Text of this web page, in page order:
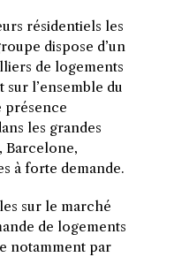
résidentiels les
dispose d’un
de logements
l’ensemble du
présence
les grandes
Barcelone,
à forte demande.
sur le marché
de logements
notamment par